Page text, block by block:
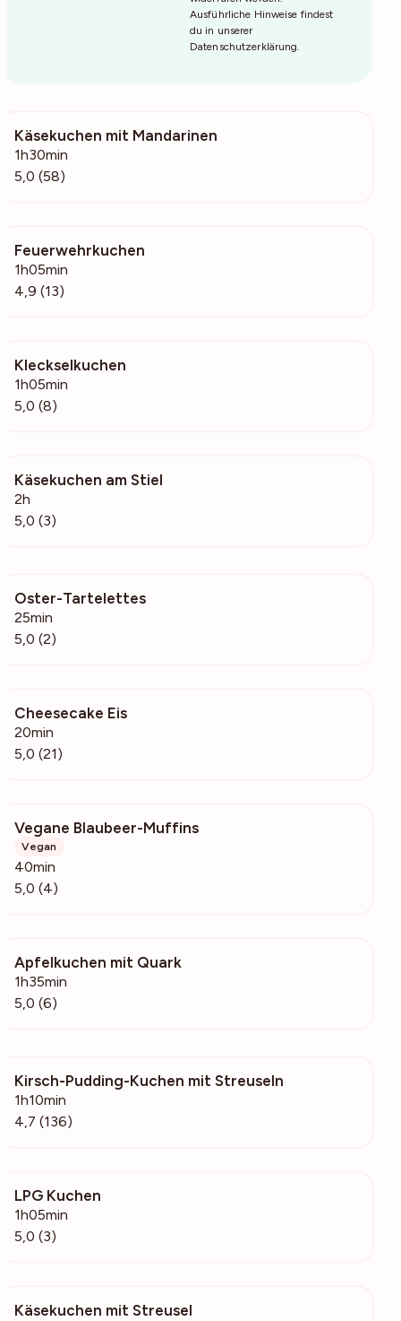
Ausführliche Hinweise findest
du in unserer
Datenschutzerklärung.
Käsekuchen mit Mandarinen
1h30min
5,0 (58)
Feuerwehrkuchen
1h05min
4,9 (13)
Kleckselkuchen
1h05min
5,0 (8)
Käsekuchen am Stiel
2h
5,0 (3)
Oster-Tartelettes
25min
5,0 (2)
Cheesecake Eis
20min
5,0 (21)
Vegane Blaubeer-Muffins
Vegan
40min
5,0 (4)
Apfelkuchen mit Quark
1h35min
5,0 (6)
Kirsch-Pudding-Kuchen mit Streuseln
1h10min
4,7 (136)
LPG Kuchen
1h05min
5,0 (3)
Käsekuchen mit Streusel